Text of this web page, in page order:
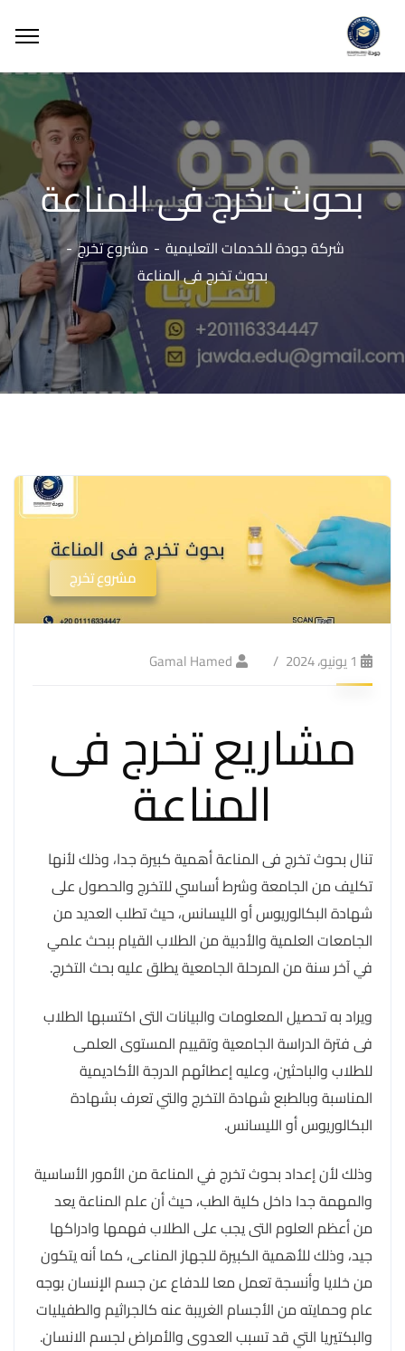
بحوث تخرج فى المناعة
شركة جودة للخدمات التعليمية
مشروع تخرج
بحوث تخرج فى المناعة
مشروع تخرج
1 يونيو، 2024 Gamal Hamed
مشاريع تخرج فى
المناعة
تنال بحوث تخرج فى المناعة أهمية كبيرة جدا، وذلك لأنها
تكليف من الجامعة وشرط أساسي للتخرج والحصول على
شهادة البكالوريوس أو الليسانس، حيث تطلب العديد من
الجامعات العلمية والأدبية من الطلاب القيام ببحث علمي
في آخر سنة من المرحلة الجامعية يطلق عليه بحث التخرج.
ويراد به تحصيل المعلومات والبيانات التى اكتسبها الطلاب
فى فترة الدراسة الجامعية وتقييم المستوى العلمى
للطلاب والباحثين، وعليه إعطائهم الدرجة الأكاديمية
المناسبة وبالطبع شهادة التخرج والتي تعرف بشهادة
البكالوريوس أو الليسانس.
وذلك لأن إعداد بحوث تخرج في المناعة من الأمور الأساسية
والمهمة جدا داخل كلية الطب، حيث أن علم المناعة يعد
من أعظم العلوم التى يجب على الطلاب فهمها وادراكها
جيد، وذلك للأهمية الكبيرة للجهاز المناعى، كما أنه يتكون
من خلايا وأنسجة تعمل معا للدفاع عن جسم الإنسان بوجه
عام وحمايته من الأجسام الغريبة عنه كالجراثيم والطفيليات
والبكتيريا التي قد تسبب العدوى والأمراض لجسم الانسان.